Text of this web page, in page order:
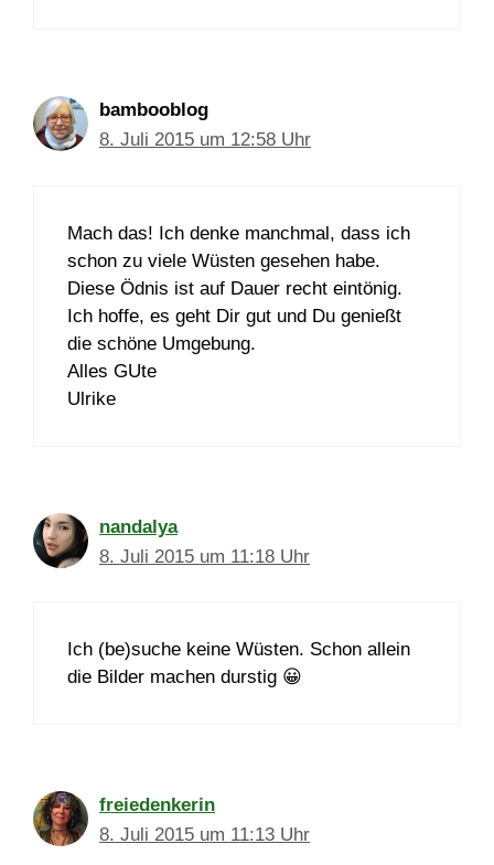
bambooblog
8. Juli 2015 um 12:58 Uhr
Mach das! Ich denke manchmal, dass ich
schon zu viele Wüsten gesehen habe.
Diese Ödnis ist auf Dauer recht eintönig.
Ich hoffe, es geht Dir gut und Du genießt
die schöne Umgebung.
Alles GUte
Ulrike
nandalya
8. Juli 2015 um 11:18 Uhr
Ich (be)suche keine Wüsten. Schon allein
die Bilder machen durstig 😀
freiedenkerin
8. Juli 2015 um 11:13 Uhr